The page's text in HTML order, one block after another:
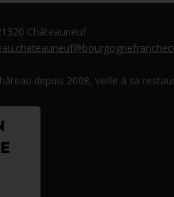
Châteauneuf
depuis 2008, veille à sa